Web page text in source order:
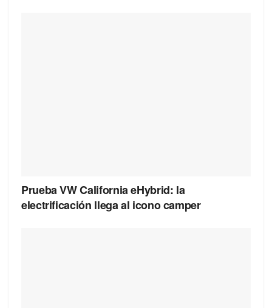
Prueba VW California eHybrid: la
electrificación llega al icono camper